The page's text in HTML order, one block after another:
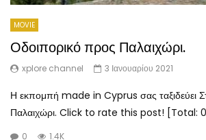
MOVIE
Οδοιπορικό προς Παλαιχώρι.
xplore channel 3 Ιανουαρίου 2021
Η εκπομπή made in Cyprus σας ταξιδεύει
Παλαιχώρι. Click to rate this post! [Total:
0 1.4K